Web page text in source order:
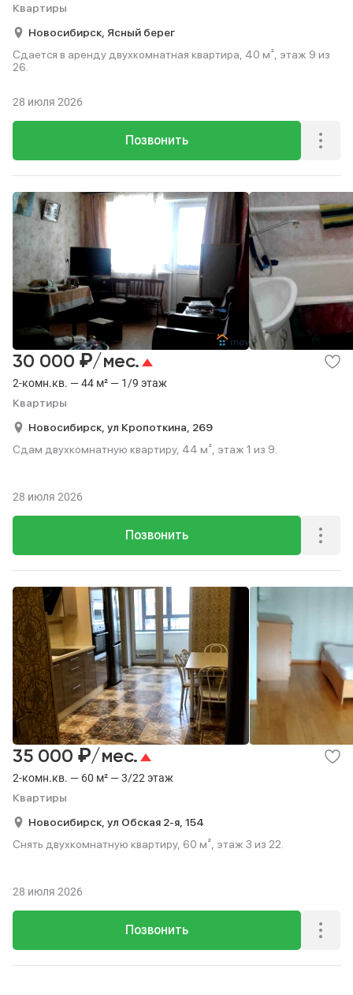
Квартиры
Новосибирск, Ясный берег
Сдается в аренду двухкомнатная квартира, 40 м², этаж 9 из
26.
Позвонить
28 июля 2026
2-комн.кв. — 44 м² — 1/9 этаж
Квартиры
30 000 ₽/мес.
Новосибирск, ул Кропоткина, 269
Сдам двухкомнатную квартиру, 44 м², этаж 1 из 9.
Позвонить
28 июля 2026
2-комн.кв. — 60 м² — 3/22 этаж
Квартиры
35 000 ₽/мес.
Новосибирск, ул Обская 2-я, 154
Снять двухкомнатную квартиру, 60 м², этаж 3 из 22.
Позвонить
28 июля 2026